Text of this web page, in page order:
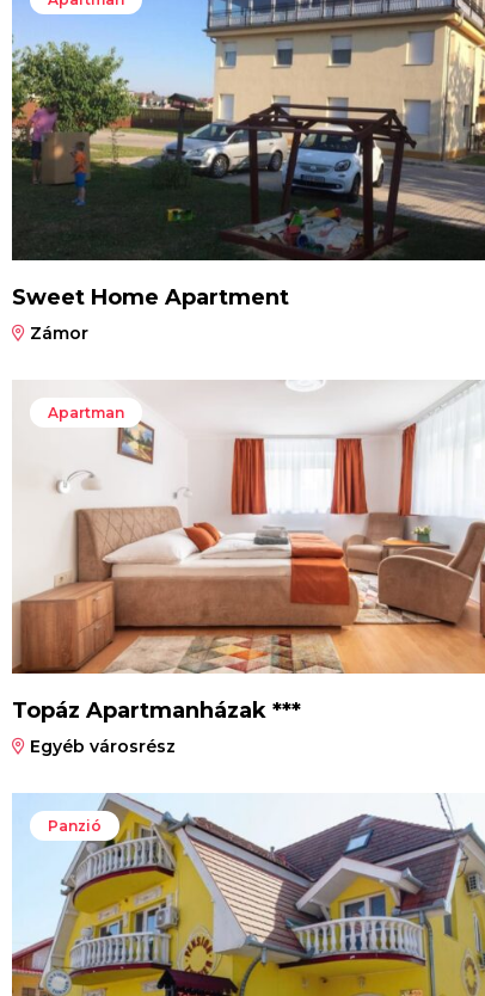
Sweet Home Apartment
Zámor
Apartman
Topáz Apartmanházak ***
Egyéb városrész
Panzió